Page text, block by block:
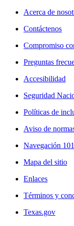
Acerca de
Contáctenos
Compromiso
Preguntas
Accesibilidad
Seguridad
Políticas de
Aviso de
Navegación 101
Mapa del sitio
Enlaces
Términos y
Texas.gov